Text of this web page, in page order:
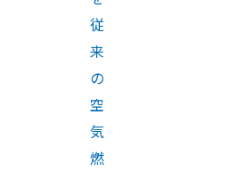
従
来
の
空
気
燃